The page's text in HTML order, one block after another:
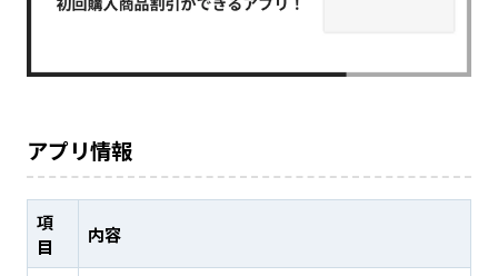
アプリ情報
項
目
内容